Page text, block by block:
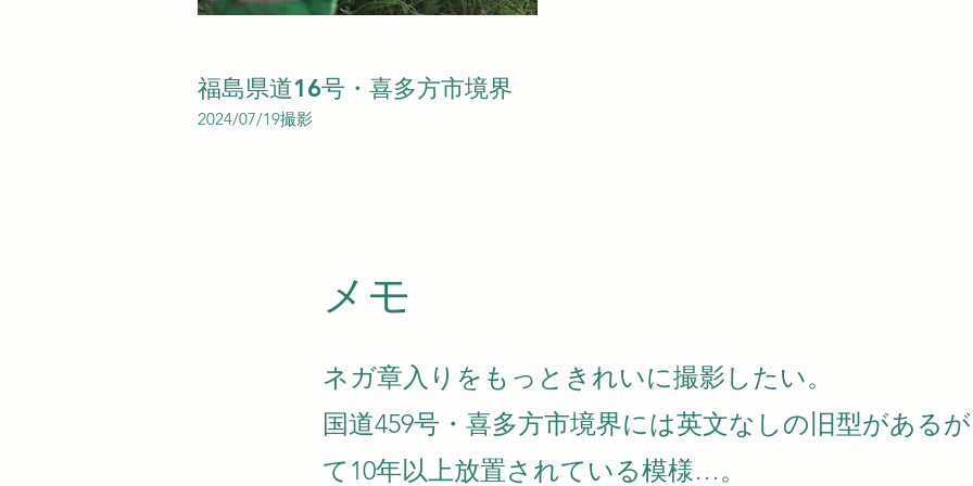
福島県道16号・喜多方市境界
2024/07/19撮影
​メモ
ネガ章入りをもっときれいに撮影したい。
国道459号・喜多方市境界には英文なしの旧型がある
て10年以上放置されている模様…。